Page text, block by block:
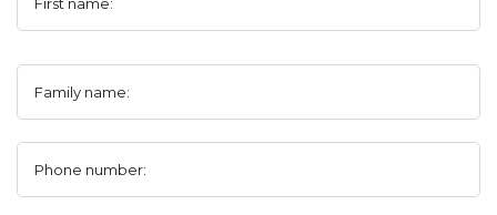
Family name:
Phone number: